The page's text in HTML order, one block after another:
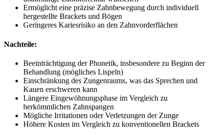
Ermöglicht eine präzise Zahnbewegung durch individuell
hergestellte Brackets und Bögen
Geringeres Kariesrisiko an den Zahnvorderflächen
Nachteile:
Beeinträchtigung der Phonetik, insbesondere zu Beginn der
Behandlung (mögliches Lispeln)
Einschränkung des Zungenraums, was das Sprechen und
Kauen erschweren kann
Längere Eingewöhnungsphase im Vergleich zu
herkömmlichen Zahnspangen
Mögliche Irritationen oder Verletzungen der Zunge
Höhere Kosten im Vergleich zu konventionellen Brackets